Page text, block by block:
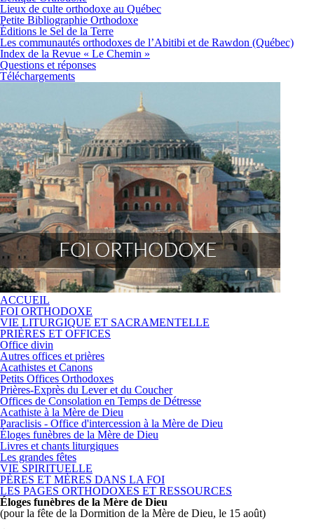
Lieux de culte orthodoxe au Québec
Petite Bibliographie Orthodoxe
Éditions le Sel de la Terre
Les communautés orthodoxes de l’Abitibi et de Rawdon (Québec)
Index de la Revue « Le Chemin »
Questions et réponses
Téléchargements
ACCUEIL
FOI ORTHODOXE
VIE LITURGIQUE ET SACRAMENTELLE
PRIÈRES ET OFFICES
Office divin
Autres offices et prières
Acathistes et Canons
Petits Offices Orthodoxes
Prières-Exprès du Lever et du Coucher
Offices de Consolation en Temps de Détresse
Acathiste à la Mère de Dieu
Paraclisis - Office d'intercession à la Mère de Dieu
Éloges funèbres de la Mère de Dieu
Livres et chants liturgiques
Les grandes fêtes
VIE SPIRITUELLE
PÈRES ET MÈRES DANS LA FOI
LES PAGES ORTHODOXES ET RESSOURCES
Éloges funèbres de la Mère de Dieu
(pour la fête de la Dormition de la Mère de Dieu, le 15 août)